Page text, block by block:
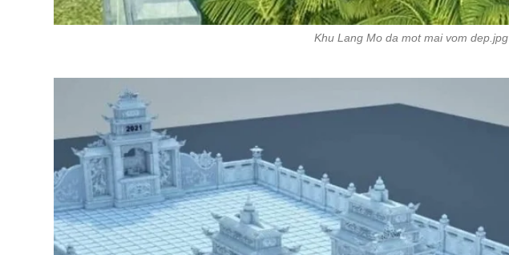
Khu Lang Mo da mot mai vom dep.jpg